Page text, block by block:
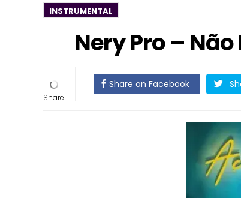
INSTRUMENTAL
Nery Pro –
Share on Facebook